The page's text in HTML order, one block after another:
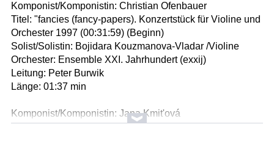
Komponist/Komponistin: Christian Ofenbauer
Titel: "fancies (fancy-papers). Konzertstück für Violine und
Orchester 1997 (00:31:59) (Beginn)
Solist/Solistin: Bojidara Kouzmanova-Vladar /Violine
Orchester: Ensemble XXI. Jahrhundert (exxij)
Leitung: Peter Burwik
Länge: 01:37 min
Komponist/Komponistin: Jana Kmit'ová
Titel: panic für 12 Instrumente (UA) (17:05)